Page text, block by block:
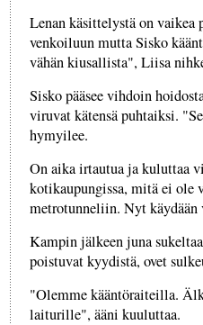
Lenan käsittelystä on vaikea
venkoiluun mutta Sisko
vähän kiusallista", Liisa
Sisko pääsee vihdoin
viruvat kätensä puhtaiksi.
hymyilee.
On aika irtautua ja kuluttaa
kotikaupungissa, mitä ei ole
metrotunneliin. Nyt
Kampin jälkeen juna
poistuvat kyydistä, ovet
"Olemme kääntöraiteilla.
laiturille", ääni kuuluttaa.